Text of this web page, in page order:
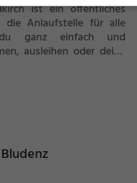
ist ein öffentliches
die Anlaufstelle für alle
ganz einfach und
ausleihen oder deine